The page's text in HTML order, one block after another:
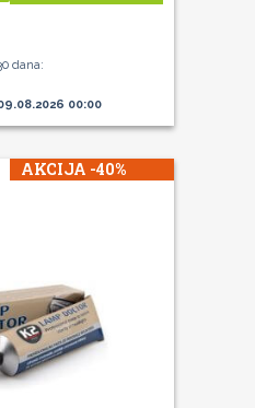
dana:
00:00
AKCIJA -40%